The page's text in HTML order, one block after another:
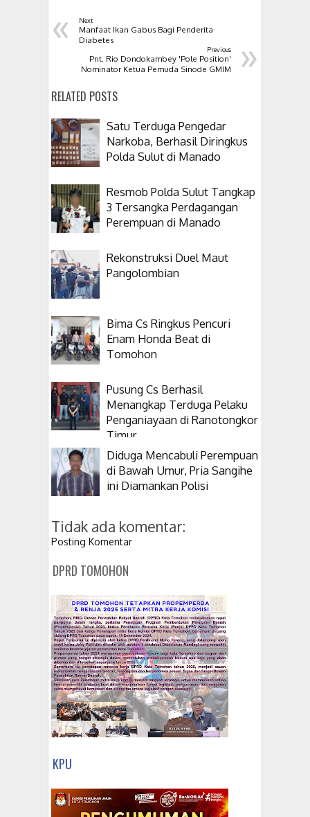
« Next
Manfaat Ikan Gabus Bagi Penderita
Diabetes
»
Previous
Pnt. Rio Dondokambey 'Pole Position'
Nominator Ketua Pemuda Sinode GMIM
RELATED POSTS
Satu Terduga Pengedar
Narkoba, Berhasil Diringkus
Polda Sulut di Manado
Resmob Polda Sulut Tangkap
3 Tersangka Perdagangan
Perempuan di Manado
Rekonstruksi Duel Maut
Pangolombian
Bima Cs Ringkus Pencuri
Enam Honda Beat di
Tomohon
Pusung Cs Berhasil
Menangkap Terduga Pelaku
Penganiayaan di Ranotongkor
Timur
Diduga Mencabuli Perempuan
di Bawah Umur, Pria Sangihe
ini Diamankan Polisi
Tidak ada komentar:
Posting Komentar
DPRD TOMOHON
KPU